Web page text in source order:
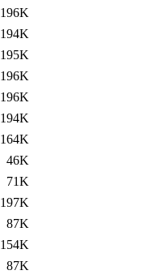
196K
194K
195K
196K
196K
194K
164K
46K
71K
197K
87K
154K
87K